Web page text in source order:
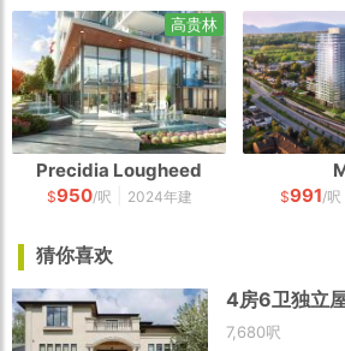
Precidia Lougheed
$950/呎 2024年建
高贵林
$991/呎
猜你喜欢
4房6卫独立
7,680呎